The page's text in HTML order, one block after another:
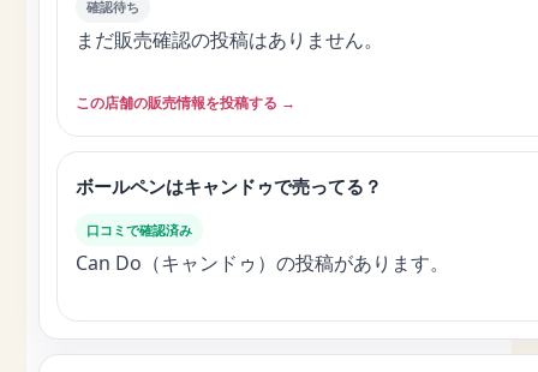
確認待ち
まだ販売確認の投稿はありません。
この店舗の販売情報を投稿する →
ボールペンはキャンドゥで売ってる？
口コミで確認済み
Can Do（キャンドゥ）の投稿があります。